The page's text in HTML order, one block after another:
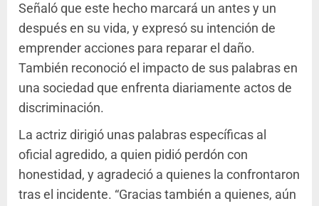
Señaló que este hecho marcará un antes y un
después en su vida, y expresó su intención de
emprender acciones para reparar el daño.
También reconoció el impacto de sus palabras en
una sociedad que enfrenta diariamente actos de
discriminación.
La actriz dirigió unas palabras específicas al
oficial agredido, a quien pidió perdón con
honestidad, y agradeció a quienes la confrontaron
tras el incidente. “Gracias también a quienes, aún